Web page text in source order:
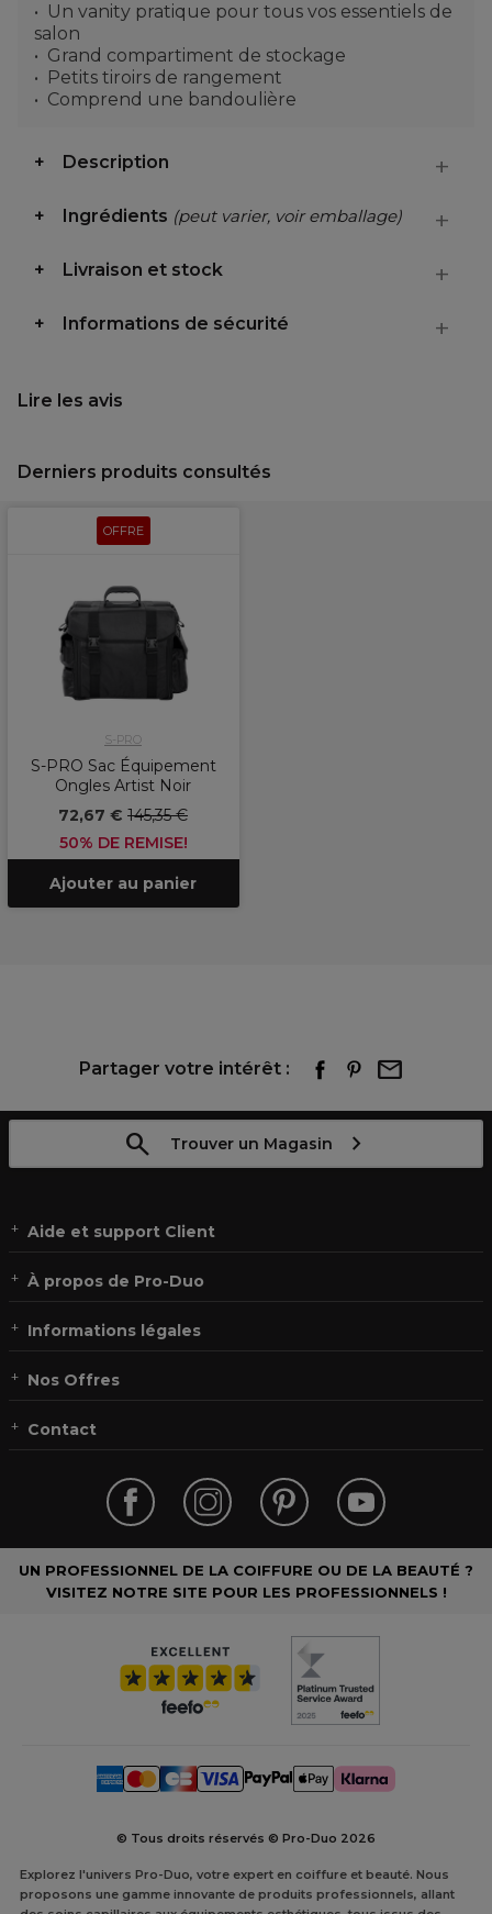
Un vanity pratique pour tous vos essentiels de
salon
Grand compartiment de stockage
Petits tiroirs de rangement
Comprend une bandoulière
Description
Ingrédients (peut varier, voir emballage)
Livraison et stock
Informations de sécurité
Lire les avis
Derniers produits consultés
OFFRE
S-PRO
S-PRO Sac Équipement
Ongles Artist Noir
72,67 € 145,35 €
50% DE REMISE!
Ajouter au panier
Partager votre intérêt :
Trouver un Magasin
Aide et support Client
À propos de Pro-Duo
Informations légales
Nos Offres
Contact
UN PROFESSIONNEL DE LA COIFFURE OU DE LA BEAUTÉ ?
VISITEZ NOTRE SITE POUR LES PROFESSIONNELS !
© Tous droits réservés © Pro-Duo 2026
Explorez l'univers Pro-Duo, votre expert en coiffure et beauté. Nous
proposons une gamme innovante de produits professionnels, allant